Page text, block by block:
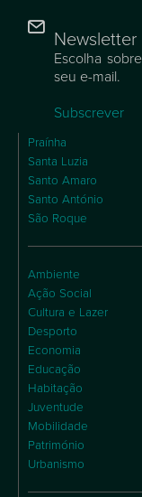
Newsletter
Escolha
seu e-mail.
Subscrever
Praínha
Santa Luzia
Santo Amaro
Santo António
São Roque
Ambiente
Ação Social
Cultura e Lazer
Desporto
Economia
Educação
Habitação
Juventude
Mobilidade
Património
Urbanismo